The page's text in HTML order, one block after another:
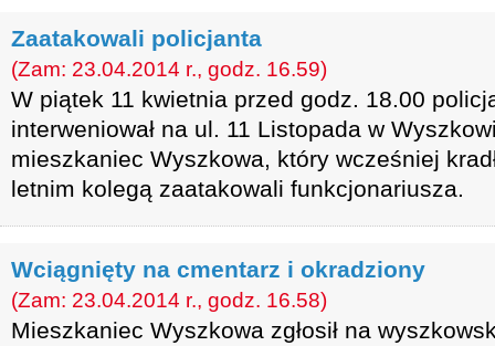
Zaatakowali policjanta
(Zam: 23.04.2014 r., godz. 16.59)
W piątek 11 kwietnia przed godz. 18.00
interweniował na ul. 11 Listopada w
mieszkaniec Wyszkowa, który wcześniej
letnim kolegą zaatakowali funkcjonariusza.
Wciągnięty na cmentarz i okradziony
(Zam: 23.04.2014 r., godz. 16.58)
Mieszkaniec Wyszkowa zgłosił na